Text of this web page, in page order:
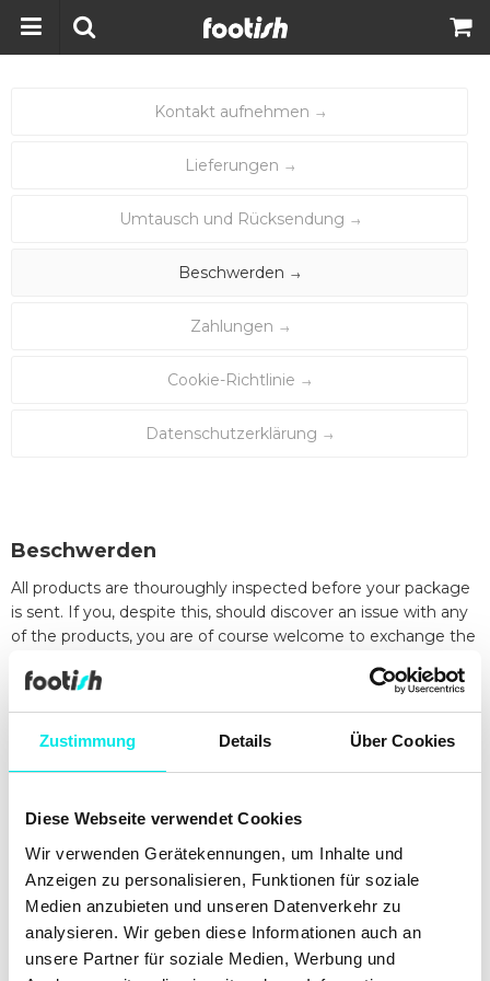
Zustimmung Details Über Cookies
Diese Webseite verwendet Cookies
Wir verwenden Gerätekennungen, um Inhalte und
Anzeigen zu personalisieren, Funktionen für soziale
Medien anzubieten und unseren Datenverkehr zu
analysieren. Wir geben diese Informationen auch an
unsere Partner für soziale Medien, Werbung und
Kontakt aufnehmen
Lieferungen
Umtausch und Rücksendung
Beschwerden
Zahlungen
Cookie-Richtlinie
Datenschutzerklärung
Beschwerden
All products are thouroughly inspected before your package
is sent. If you, despite this, should discover an issue with any
of the products, you are of course welcome to exchange the
describe the problem preferrably with an image. Write
"Complaints + your order number" in the subject.
Please note that all complaints have to be approved
BEFORE you return your product.
please make sure to report it to the carrier straight away.
Also, make sure to contact kundtjanst@footish.se to let us
know about the issue.
Wenn Sie Fragen?